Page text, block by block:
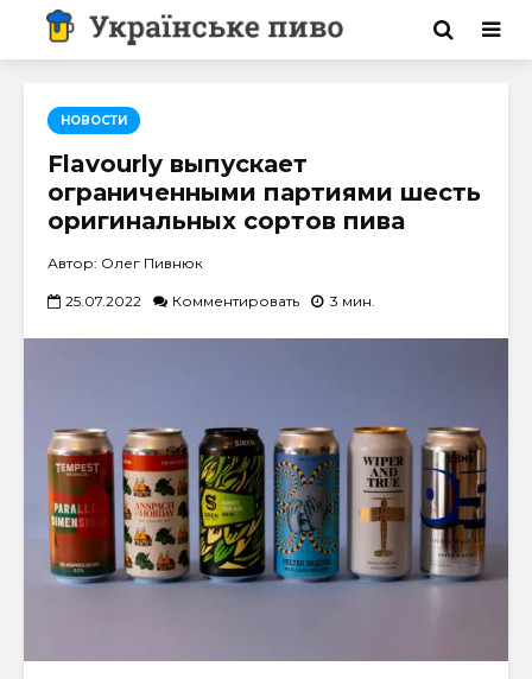
НОВОСТИ
Flavourly выпускает
ограниченными партиями шесть
оригинальных сортов пива
Автор: Олег Пивнюк
25.07.2022 Комментировать 3 мин.